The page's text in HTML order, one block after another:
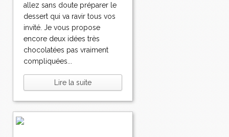
allez sans doute préparer le
dessert qui va ravir tous vos
invité. Je vous propose
encore deux idées très
chocolatées pas vraiment
compliquées...
Lire la suite